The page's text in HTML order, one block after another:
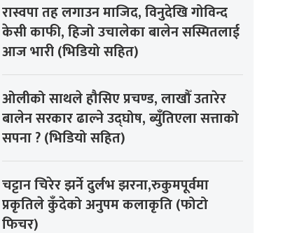
रास्वपा तह लगाउन माजिद, विनुदेखि गोविन्द
केसी काफी, हिजो उचालेका बालेन सस्मितलाई
आज भारी (भिडियो सहित)
ओलीको साथले हौसिए प्रचण्ड, लाखौँ उतारेर
बालेन सरकार ढाल्ने उद्घोष, ब्युँतिएला सत्ताको
सपना ? (भिडियो सहित)
चट्टान चिरेर झर्ने दुर्लभ झरना,रुकुमपूर्वमा
प्रकृतिले कुँदेको अनुपम कलाकृति (फोटो
फिचर)